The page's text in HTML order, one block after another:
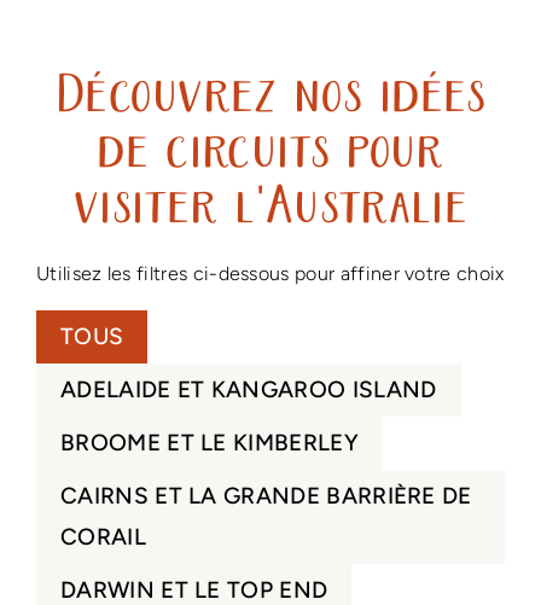
Découvrez nos idées
de circuits pour
visiter l'Australie
TOUS
ADELAIDE ET KANGAROO ISLAND
BROOME ET LE KIMBERLEY
CAIRNS ET LA GRANDE BARRIÈRE DE
CORAIL
DARWIN ET LE TOP END
Utilisez les filtres ci-dessous pour affiner votre choix